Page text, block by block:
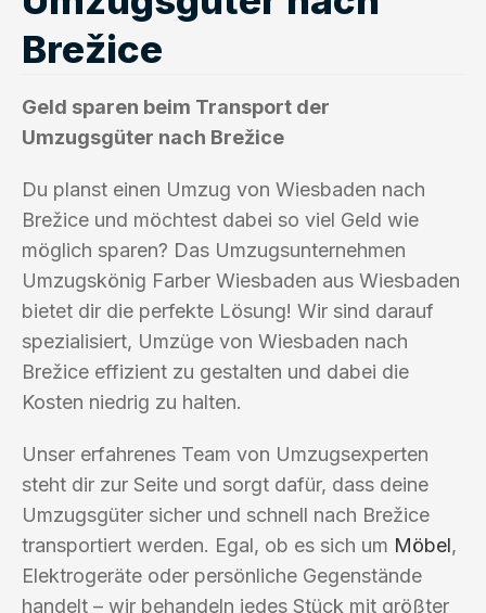
Brežice
Geld sparen beim Transport der
Umzugsgüter nach Brežice
Du planst einen Umzug von Wiesbaden nach
Brežice und möchtest dabei so viel Geld wie
möglich sparen? Das Umzugsunternehmen
Umzugskönig Farber Wiesbaden aus Wiesbaden
bietet dir die perfekte Lösung! Wir sind darauf
spezialisiert, Umzüge von Wiesbaden nach
Brežice effizient zu gestalten und dabei die
Kosten niedrig zu halten.
Unser erfahrenes Team von Umzugsexperten
steht dir zur Seite und sorgt dafür, dass deine
Umzugsgüter sicher und schnell nach Brežice
transportiert werden. Egal, ob es sich um Möbel,
Elektrogeräte oder persönliche Gegenstände
handelt – wir behandeln jedes Stück mit größter